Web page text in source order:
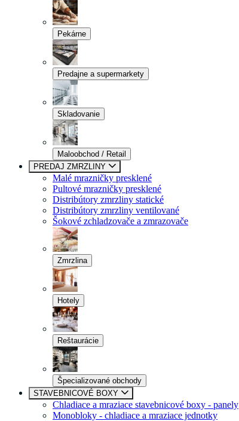
Pekárne
Predajne a supermarkety
Skladovanie
Maloobchod / Retail
PREDAJ ZMRZLINY
Malé mrazničky presklené
Pultové mrazničky presklené
Distribútory zmrzliny statické
Distribútory zmrzliny ventilované
Šokové zchladzovače a zmrazovače
Zmrzlina
Hotely
Reštaurácie
Špecializované obchody
STAVEBNICOVÉ BOXY
Chladiace a mraziace stavebnicové boxy - panely
Monobloky - chladiace a mraziace jednotky